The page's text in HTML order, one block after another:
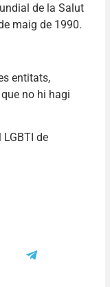
de la Salut
maig de 1990.
entitats,
no hi hagi
de